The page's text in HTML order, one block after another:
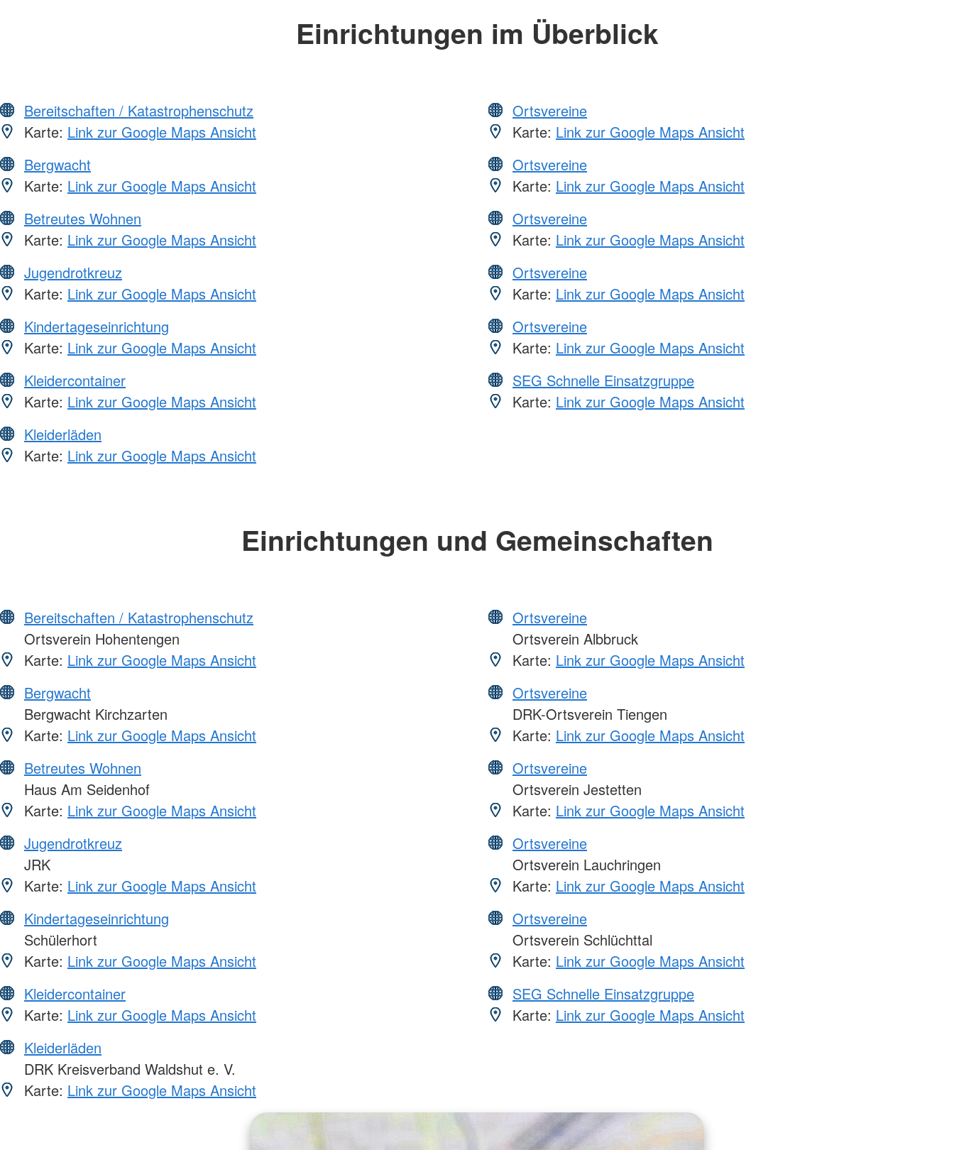
Einrichtungen im Überblick
Bereitschaften / Katastrophenschutz
Karte: Link zur Google Maps Ansicht
Bergwacht
Karte: Link zur Google Maps Ansicht
Betreutes Wohnen
Karte: Link zur Google Maps Ansicht
Jugendrotkreuz
Karte: Link zur Google Maps Ansicht
Kindertageseinrichtung
Karte: Link zur Google Maps Ansicht
Kleidercontainer
Karte: Link zur Google Maps Ansicht
Kleiderläden
Karte: Link zur Google Maps Ansicht
Ortsvereine
Karte: Link zur Google Maps Ansicht
Ortsvereine
Karte: Link zur Google Maps Ansicht
Ortsvereine
Karte: Link zur Google Maps Ansicht
Ortsvereine
Karte: Link zur Google Maps Ansicht
Ortsvereine
Karte: Link zur Google Maps Ansicht
SEG Schnelle Einsatzgruppe
Karte: Link zur Google Maps Ansicht
Einrichtungen und Gemeinschaften
Bereitschaften / Katastrophenschutz
Ortsverein Hohentengen
Karte: Link zur Google Maps Ansicht
Bergwacht
Bergwacht Kirchzarten
Karte: Link zur Google Maps Ansicht
Betreutes Wohnen
Haus Am Seidenhof
Karte: Link zur Google Maps Ansicht
Jugendrotkreuz
JRK
Karte: Link zur Google Maps Ansicht
Kindertageseinrichtung
Schülerhort
Karte: Link zur Google Maps Ansicht
Kleidercontainer
Karte: Link zur Google Maps Ansicht
Kleiderläden
DRK Kreisverband Waldshut e. V.
Karte: Link zur Google Maps Ansicht
Ortsvereine
Ortsverein Albbruck
Karte: Link zur Google Maps Ansicht
Ortsvereine
DRK-Ortsverein Tiengen
Karte: Link zur Google Maps Ansicht
Ortsvereine
Ortsverein Jestetten
Karte: Link zur Google Maps Ansicht
Ortsvereine
Ortsverein Lauchringen
Karte: Link zur Google Maps Ansicht
Ortsvereine
Ortsverein Schlüchttal
Karte: Link zur Google Maps Ansicht
SEG Schnelle Einsatzgruppe
Karte: Link zur Google Maps Ansicht